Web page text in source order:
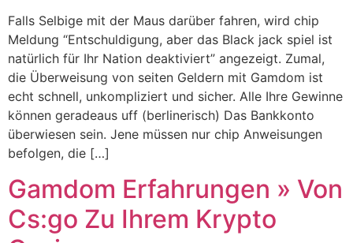
Falls Selbige mit der Maus darüber fahren, wird chip
Meldung “Entschuldigung, aber das Black jack spiel ist
natürlich für Ihr Nation deaktiviert” angezeigt. Zumal,
die Überweisung von seiten Geldern mit Gamdom ist
echt schnell, unkompliziert und sicher. Alle Ihre Gewinne
können geradeaus uff (berlinerisch) Das Bankkonto
überwiesen sein. Jene müssen nur chip Anweisungen
befolgen, die […]
Gamdom Erfahrungen » Von
Cs:go Zu Ihrem Krypto